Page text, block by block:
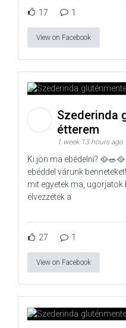
17 1
View on Facebook
Szederinda
étterem
1 week 13 hours ago
Ki jön ma ebédelni?
ebéddel várunk
mit egyetek ma, ugorjatok
élvezzétek a
27 1
View on Facebook